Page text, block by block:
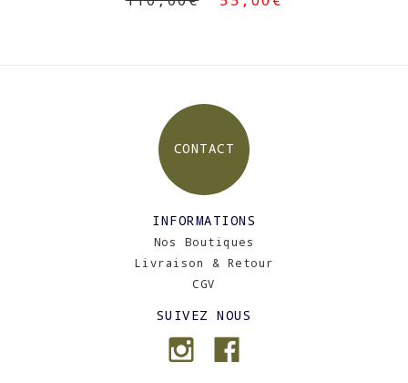
CONTACT
INFORMATIONS
Nos Boutiques
Livraison & Retour
CGV
SUIVEZ NOUS